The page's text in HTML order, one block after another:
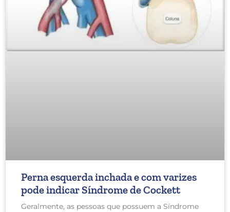
Perna esquerda inchada e com varizes
pode indicar Síndrome de Cockett
Geralmente, as pessoas que possuem a Síndrome